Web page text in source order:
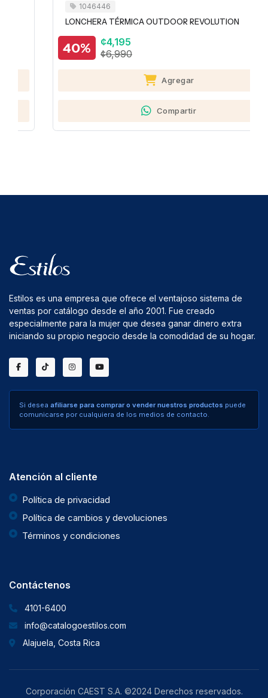
1046446
LONCHERA TÉRMICA OUTDOOR REVOLUTION
¢4,195
¢6,990
Agregar
Compartir
Estilos es una empresa que ofrece el ventajoso sistema de
ventas por catálogo desde el año 2001. Fue creado
especialmente para la mujer que desea ganar dinero extra
iniciando su propio negocio desde la comodidad de su hogar.
Si desea afiliarse para comprar o vender nuestros productos puede
comunicarse por cualquiera de los medios de contacto.
Atención al cliente
Política de privacidad
Política de cambios y devoluciones
Términos y condiciones
Contáctenos
4101-6400
info@catalogoestilos.com
Alajuela, Costa Rica
Corporación CAEST S.A. ©2024 Derechos reservados.